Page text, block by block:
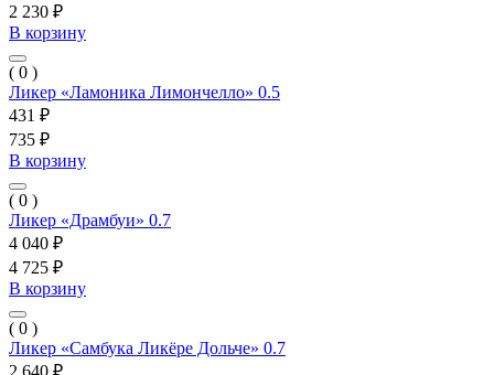
2 230 ₽
В корзину
( 0 )
Ликер «Ламоника Лимончелло» 0.5
431 ₽
735 ₽
В корзину
( 0 )
Ликер «Драмбуи» 0.7
4 040 ₽
4 725 ₽
В корзину
( 0 )
Ликер «Самбука Ликёре Дольче» 0.7
2 640 ₽